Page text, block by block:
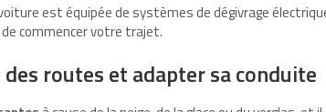
est équipée de systèmes de dégivrage
commencer votre trajet.
routes et adapter sa conduite